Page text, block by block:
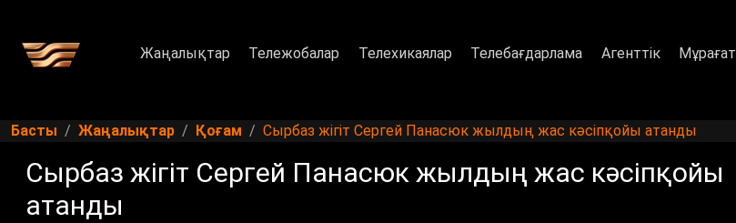
Жаңалықтар Тележобалар Телехикаялар Телебағдарлама Агенттік Мұрағат
Басты Жаңалықтар Қоғам Сырбаз жігіт Сергей Панасюк жылдың жас кәсіпқойы атанды
Сырбаз жігіт Сергей Панасюк жылдың жас кәсіпқойы
атанды